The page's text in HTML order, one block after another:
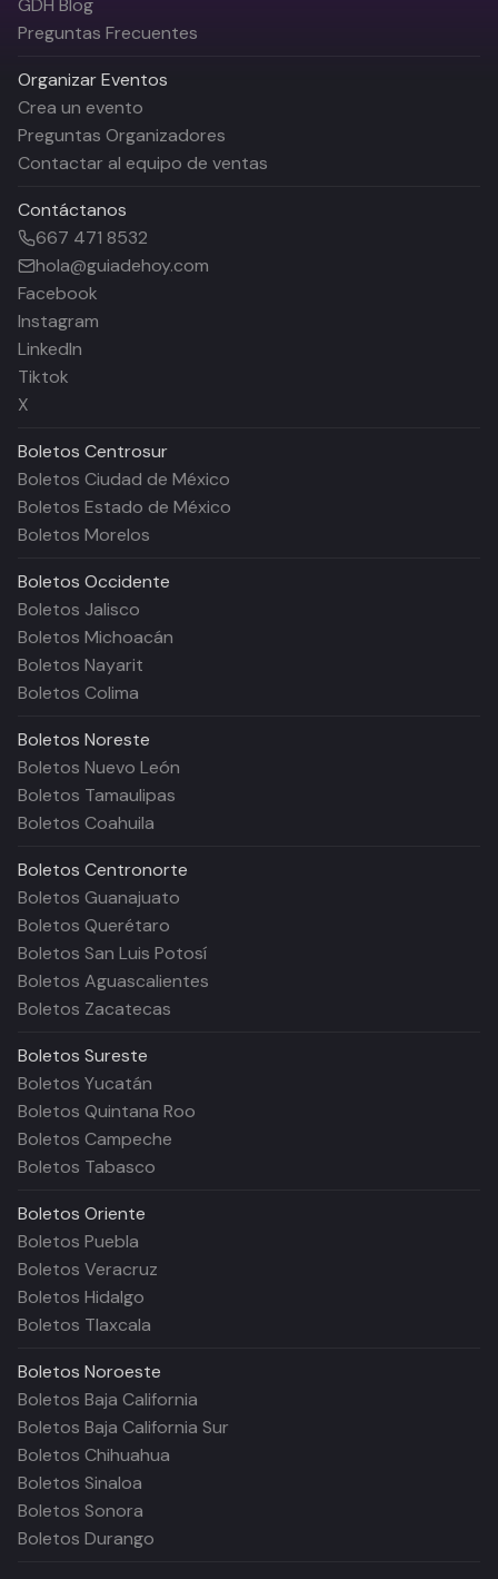
GDH Blog
Preguntas Frecuentes
Organizar Eventos
Crea un evento
Preguntas Organizadores
Contactar al equipo de ventas
Contáctanos
667 471 8532
hola@guiadehoy.com
Facebook
Instagram
LinkedIn
Tiktok
X
Boletos Centrosur
Boletos Ciudad de México
Boletos Estado de México
Boletos Morelos
Boletos Occidente
Boletos Jalisco
Boletos Michoacán
Boletos Nayarit
Boletos Colima
Boletos Noreste
Boletos Nuevo León
Boletos Tamaulipas
Boletos Coahuila
Boletos Centronorte
Boletos Guanajuato
Boletos Querétaro
Boletos San Luis Potosí
Boletos Aguascalientes
Boletos Zacatecas
Boletos Sureste
Boletos Yucatán
Boletos Quintana Roo
Boletos Campeche
Boletos Tabasco
Boletos Oriente
Boletos Puebla
Boletos Veracruz
Boletos Hidalgo
Boletos Tlaxcala
Boletos Noroeste
Boletos Baja California
Boletos Baja California Sur
Boletos Chihuahua
Boletos Sinaloa
Boletos Sonora
Boletos Durango